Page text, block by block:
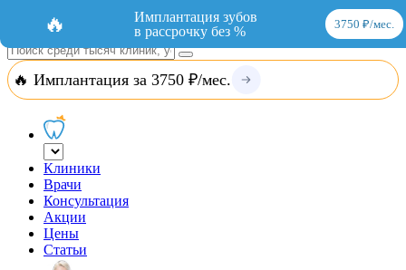
Добавить организациюВход
🔥 Имплантация за 3750 ₽/мес.
Клиники
Врачи
Консультация
Акции
Цены
Статьи
🔥
Имплантация зубов
в рассрочку без %
3750 ₽/мес.